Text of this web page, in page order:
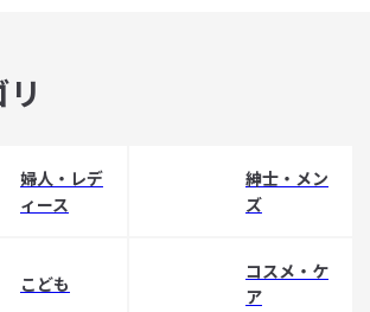
婦人・レデ
ィース
紳士・メン
ズ
こども
コスメ・ケ
ア